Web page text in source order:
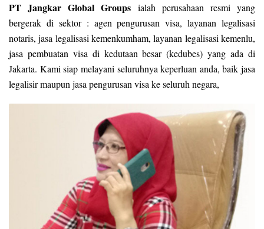
PT Jangkar Global Groups ialah perusahaan resmi yang
bergerak di sektor : agen pengurusan visa, layanan legalisasi
notaris, jasa legalisasi kemenkumham, layanan legalisasi kemenlu,
jasa pembuatan visa di kedutaan besar (kedubes) yang ada di
Jakarta. Kami siap melayani seluruhnya keperluan anda, baik jasa
legalisir maupun jasa pengurusan visa ke seluruh negara,